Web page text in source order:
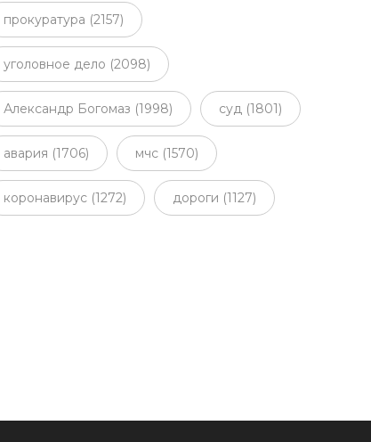
прокуратура (2157)
уголовное дело (2098)
Александр Богомаз (1998) суд (1801)
авария (1706) мчс (1570)
коронавирус (1272) дороги (1127)